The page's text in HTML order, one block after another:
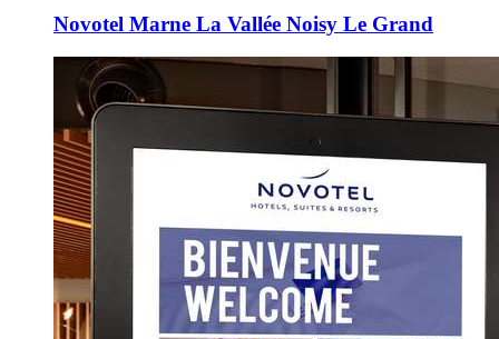
Novotel Marne La Vallée Noisy Le Grand